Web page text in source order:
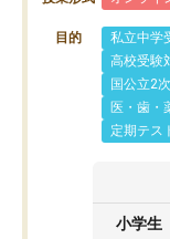
目的 私立中学
高校受験
国公立2
医・歯・
定期テス
小学生